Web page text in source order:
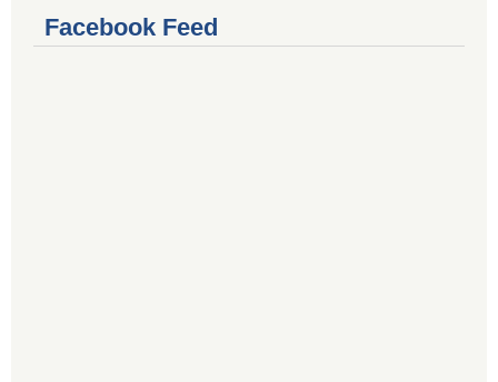
Facebook Feed